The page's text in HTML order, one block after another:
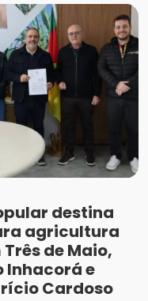
destina
agricultura
de Maio,
Inhacorá e
Cardoso